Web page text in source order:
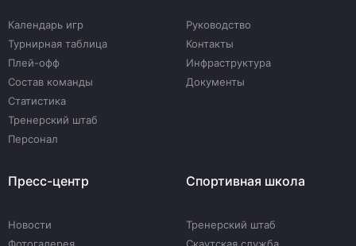
Календарь игр
Турнирная таблица
Плей-офф
Состав команды
Статистика
Тренерский штаб
Персонал
Руководство
Контакты
Инфраструктура
Документы
Пресс-центр
Новости
Спортивная школа
Тренерский штаб